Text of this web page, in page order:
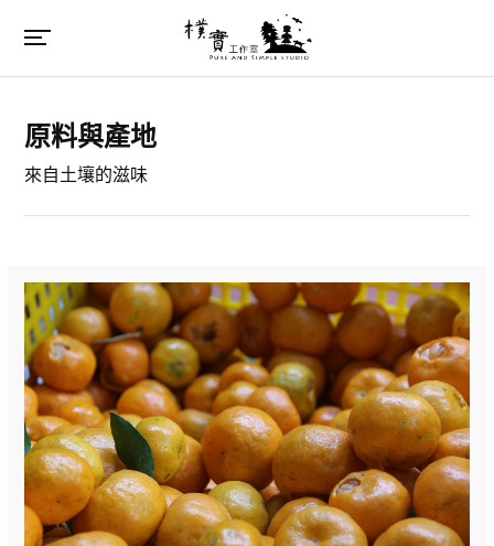
原料與產地
來自土壤的滋味